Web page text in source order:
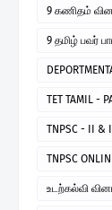
9 கணிதம்
9 தமிழ் பவர்
TET TAMIL -
TNPSC - II &
TNPSC
உடற்கல்வி